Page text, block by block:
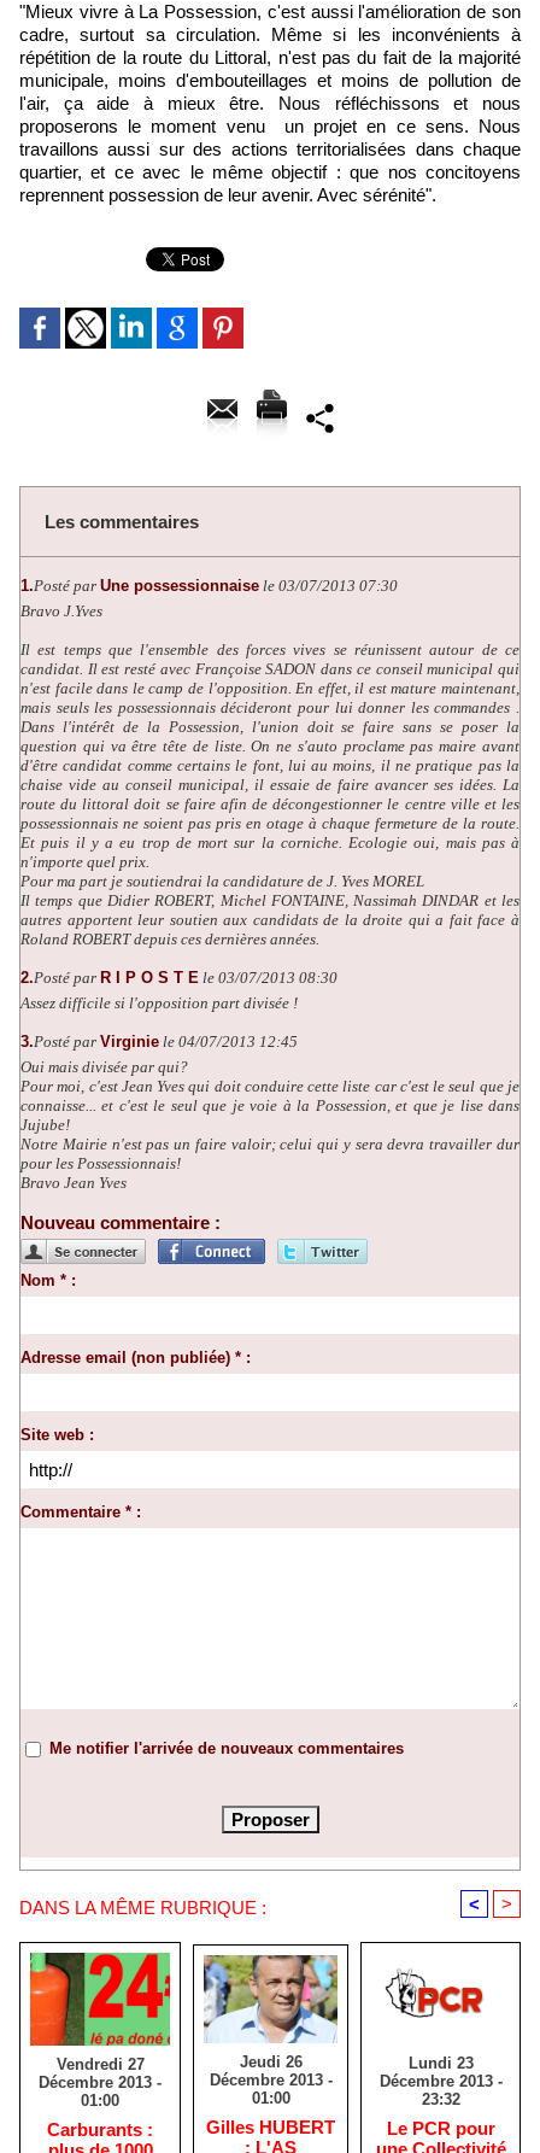
"Mieux vivre à La Possession, c'est aussi l'amélioration de son
cadre, surtout sa circulation. Même si les inconvénients à
répétition de la route du Littoral, n'est pas du fait de la majorité
municipale, moins d'embouteillages et moins de pollution de
l'air, ça aide à mieux être. Nous réfléchissons et nous
proposerons le moment venu un projet en ce sens. Nous
travaillons aussi sur des actions territorialisées dans chaque
quartier, et ce avec le même objectif : que nos concitoyens
reprennent possession de leur avenir. Avec sérénité".
Les commentaires
1.Posté par Une possessionnaise le 03/07/2013 07:30
Bravo J.Yves
Il est temps que l'ensemble des forces vives se réunissent autour de ce
candidat. Il est resté avec Françoise SADON dans ce conseil municipal qui
n'est facile dans le camp de l'opposition. En effet, il est mature maintenant,
mais seuls les possessionnais décideront pour lui donner les commandes .
Dans l'intérêt de la Possession, l'union doit se faire sans se poser la
question qui va être tête de liste. On ne s'auto proclame pas maire avant
d'être candidat comme certains le font, lui au moins, il ne pratique pas la
chaise vide au conseil municipal, il essaie de faire avancer ses idées. La
route du littoral doit se faire afin de décongestionner le centre ville et les
possessionnais ne soient pas pris en otage à chaque fermeture de la route.
Et puis il y a eu trop de mort sur la corniche. Ecologie oui, mais pas à
n'importe quel prix.
Pour ma part je soutiendrai la candidature de J. Yves MOREL
Il temps que Didier ROBERT, Michel FONTAINE, Nassimah DINDAR et les
autres apportent leur soutien aux candidats de la droite qui a fait face à
Roland ROBERT depuis ces dernières années.
2.Posté par R I P O S T E le 03/07/2013 08:30
Assez difficile si l'opposition part divisée !
3.Posté par Virginie le 04/07/2013 12:45
Oui mais divisée par qui?
Pour moi, c'est Jean Yves qui doit conduire cette liste car c'est le seul que je
connaisse... et c'est le seul que je voie à la Possession, et que je lise dans
Jujube!
Notre Mairie n'est pas un faire valoir; celui qui y sera devra travailler dur
pour les Possessionnais!
Bravo Jean Yves
Nouveau commentaire :
Nom * :
Adresse email (non publiée) * :
Site web :
Commentaire * :
Me notifier l'arrivée de nouveaux commentaires
DANS LA MÊME RUBRIQUE : < >
Vendredi 27
Décembre 2013 -
01:00
Carburants :
Jeudi 26
Décembre 2013 -
01:00
Gilles HUBERT
: L'AS
Lundi 23
Décembre 2013 -
23:32
Le PCR pour
une Collectivité